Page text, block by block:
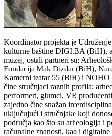
Koordinator projekta je
kulturne baštine DIGI.BA (BiH),
muzej, ostali partneri su;
Fondacija Mak Dizdar (BiH),
Kamerni teatar 55 (BiH) i
čine stručnjaci raznih profila;
performeri, glumci, VR
zajedno čine snažan
uključujući i stručnjake koji
područja kao što su arheologija i
računalne znanosti, kao i